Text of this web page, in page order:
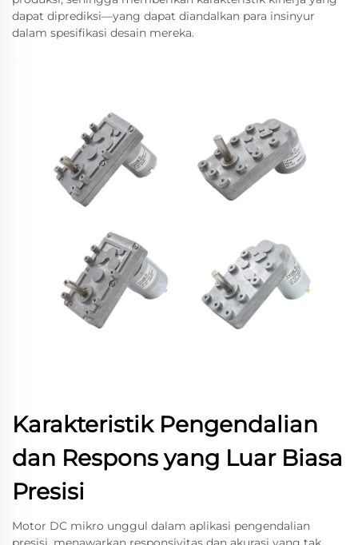
dapat diprediksi—yang dapat diandalkan para insinyur
dalam spesifikasi desain mereka.
Karakteristik Pengendalian
dan Respons yang Luar Biasa
Presisi
Motor DC mikro unggul dalam aplikasi pengendalian